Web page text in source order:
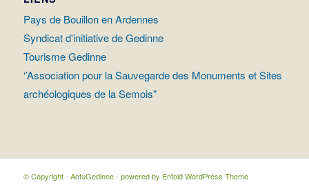
Pays de Bouillon en Ardennes
Syndicat d'initiative de Gedinne
Tourisme Gedinne
‘’Association pour la Sauvegarde des Monuments et Sites
archéologiques de la Semois"
© Copyright - ActuGedinne - powered by Enfold WordPress Theme